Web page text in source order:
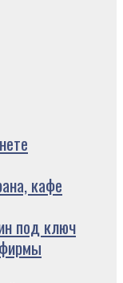
кафе
под ключ